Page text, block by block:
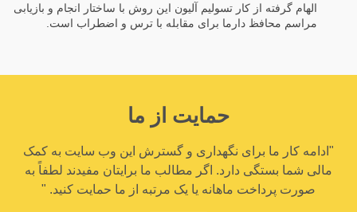
الهام گرفته از کار تسولیم آلیون این روش با ساختار انجام و بازیابی
مراسم محافظ دارما برای مقابله با ترس و اضطراب است.
حمایت از ما
"ادامه کار ما برای نگهداری و گسترش این وب سایت به کمک
مالی شما بستگی دارد. اگر مطالب ما برایتان مفیدند لطفاً به
صورت پرداخت ماهانه یا یک مرتبه از ما حمایت کنید. "